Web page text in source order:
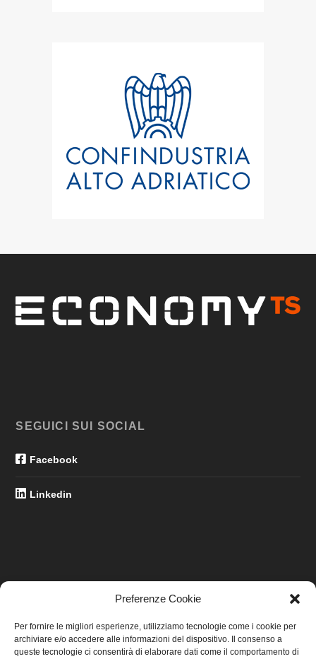
Preferenze Cookie
Per fornire le migliori esperienze, utilizziamo tecnologie come i cookie per
archiviare e/o accedere alle informazioni del dispositivo. Il consenso a
queste tecnologie ci consentirà di elaborare dati come il comportamento di
SEGUICI SUI SOCIAL
Facebook
Linkedin
Home